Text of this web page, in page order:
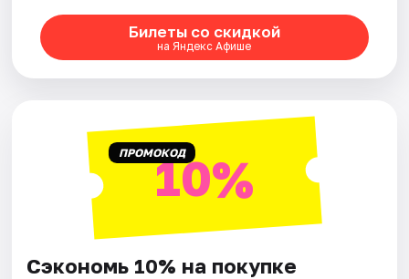
Рейтинги
Билеты со скидкой
на Яндекс Афише
ПРОМОКОД10%
Сэкономь 10% на покупке